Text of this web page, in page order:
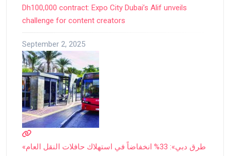
Dh100,000 contract: Expo City Dubai’s Alif unveils
challenge for content creators
September 2, 2025
«طرق دبي»: 33% انخفاضاً في استهلاك حافلات النقل العام